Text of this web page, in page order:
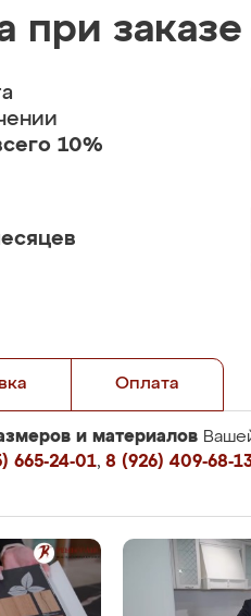
при заказе
10%
Оплата
и материалов
665-24-01, 8 (926) 409-68-